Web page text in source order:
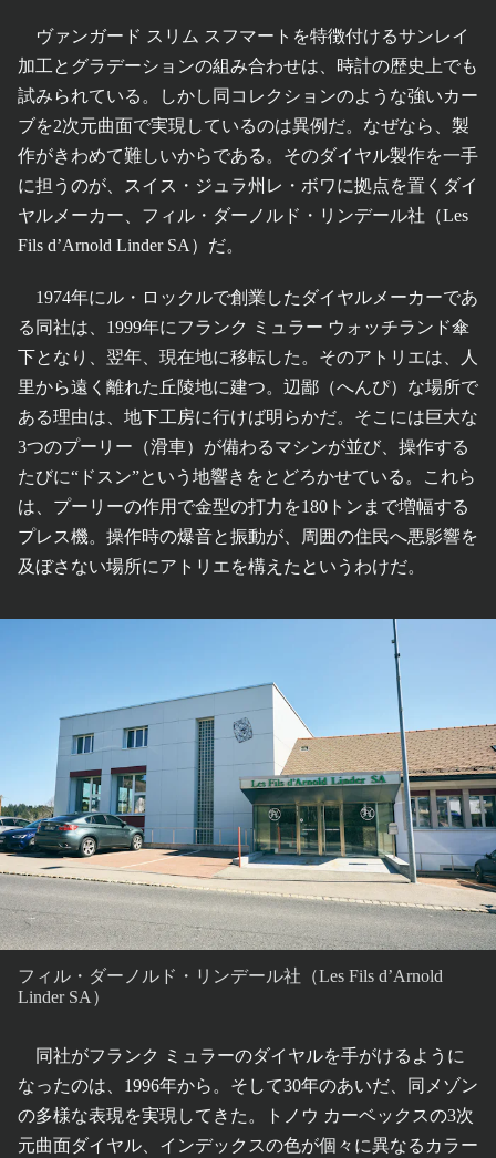
ヴァンガード スリム スフマートを特徴付けるサンレイ
加工とグラデーションの組み合わせは、時計の歴史上でも
試みられている。しかし同コレクションのような強いカー
ブを2次元曲面で実現しているのは異例だ。なぜなら、製
作がきわめて難しいからである。そのダイヤル製作を一手
に担うのが、スイス・ジュラ州レ・ボワに拠点を置くダイ
ヤルメーカー、フィル・ダーノルド・リンデール社（Les
Fils d’Arnold Linder SA）だ。
1974年にル・ロックルで創業したダイヤルメーカーであ
る同社は、1999年にフランク ミュラー ウォッチランド傘
下となり、翌年、現在地に移転した。そのアトリエは、人
里から遠く離れた丘陵地に建つ。辺鄙（へんぴ）な場所で
ある理由は、地下工房に行けば明らかだ。そこには巨大な
3つのプーリー（滑車）が備わるマシンが並び、操作する
たびに“ドスン”という地響きをとどろかせている。これら
は、プーリーの作用で金型の打力を180トンまで増幅する
プレス機。操作時の爆音と振動が、周囲の住民へ悪影響を
及ぼさない場所にアトリエを構えたというわけだ。
フィル・ダーノルド・リンデール社（Les Fils d’Arnold
Linder SA）
同社がフランク ミュラーのダイヤルを手がけるように
なったのは、1996年から。そして30年のあいだ、同メゾン
の多様な表現を実現してきた。トノウ カーベックスの3次
元曲面ダイヤル、インデックスの色が個々に異なるカラー